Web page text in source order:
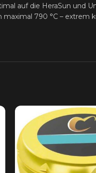
auf die HeraSun und
790 °C – extrem